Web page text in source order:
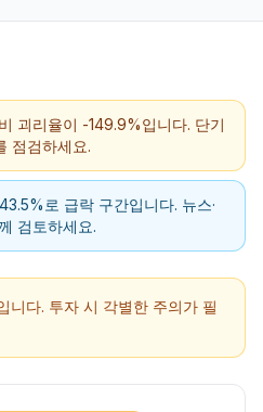
괴리율이 -149.9%입니다. 단기
점검하세요.
로 급락 구간입니다. 뉴스·
검토하세요.
니다. 투자 시 각별한 주의가 필